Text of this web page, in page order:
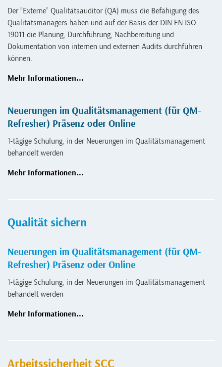
Der ”Externe” Qualitätsauditor (QA) muss die Befähigung des
Qualitätsmanagers haben und auf der Basis der DIN EN ISO
19011 die Planung, Durchführung, Nachbereitung und
Dokumentation von internen und externen Audits durchführen
können.
Mehr Informationen...
Neuerungen im Qualitätsmanagement (für QM-
Refresher) Präsenz oder Online
1-tägige Schulung, in der Neuerungen im Qualitätsmanagement
behandelt werden
Mehr Informationen...
Qualität sichern
Neuerungen im Qualitätsmanagement (für QM-
Refresher) Präsenz oder Online
1-tägige Schulung, in der Neuerungen im Qualitätsmanagement
behandelt werden
Mehr Informationen...